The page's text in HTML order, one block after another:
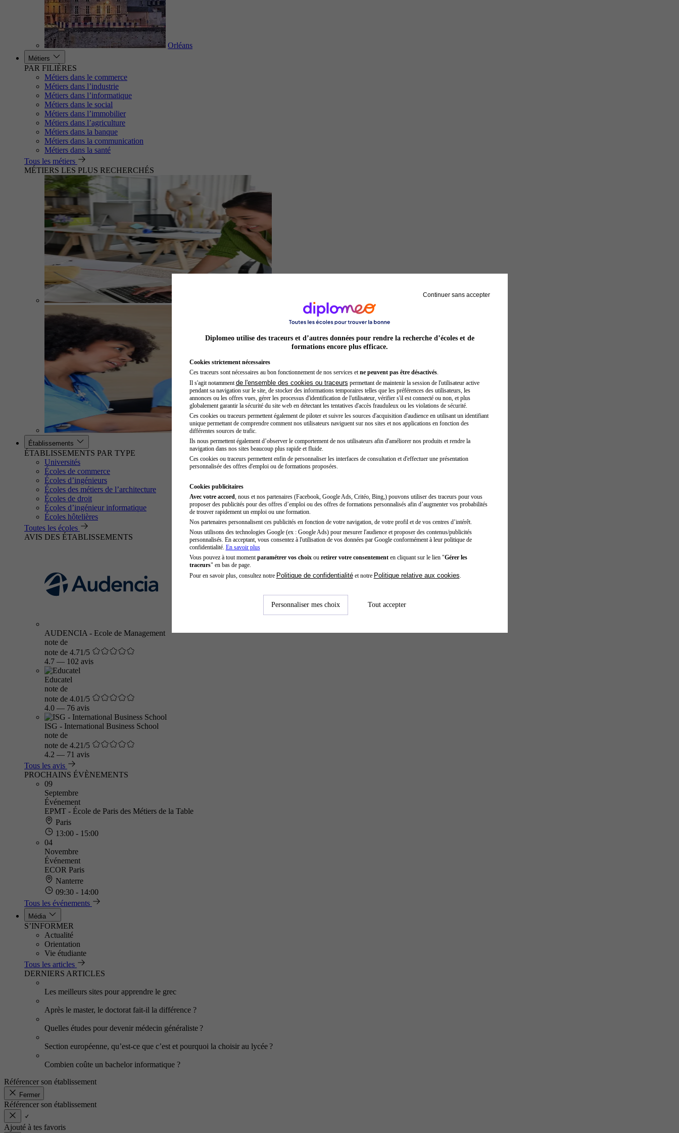
Orléans
Métiers
PAR FILIÈRES
Métiers dans le commerce
Métiers dans l’industrie
Métiers dans l’informatique
Métiers dans le social
Métiers dans l’immobilier
Métiers dans l’agriculture
Métiers dans la banque
Métiers dans la communication
Métiers dans la santé
Tous les métiers
MÉTIERS LES PLUS RECHERCHÉS
Entrepreneur
Établissements
ÉTABLISSEMENTS PAR TYPE
Universités
Écoles de commerce
Écoles d’ingénieurs
Écoles des métiers de l’architecture
Écoles de droit
Écoles d’ingénieur informatique
Écoles hôtelières
Toutes les écoles
AVIS DES ÉTABLISSEMENTS
AUDENCIA - Ecole de Management
note de
note de 4.71/5
4.7 — 102 avis
Educatel
note de
note de 4.01/5
4.0 — 76 avis
ISG - International Business School
note de
note de 4.21/5
4.2 — 71 avis
Tous les avis
PROCHAINS ÉVÈNEMENTS
09
Septembre
Événement
EPMT - École de Paris des Métiers de la Table
Paris
13:00 - 15:00
04
Novembre
Événement
ECOR Paris
Nanterre
09:30 - 14:00
Tous les événements
Média
S’INFORMER
Actualité
Orientation
Vie étudiante
Tous les articles
DERNIERS ARTICLES
Les meilleurs sites pour apprendre le grec
Après le master, le doctorat fait-il la différence ?
Quelles études pour devenir médecin généraliste ?
Section européenne, qu’est-ce que c’est et pourquoi la choisir au lycée ?
Combien coûte un bachelor informatique ?
Référencer son établissement
Fermer
Référencer son établissement
Ajouté à tes favoris
Continuer sans accepter
Diplomeo utilise des traceurs et d’autres données pour rendre la recherche d’écoles et de
formations encore plus efficace.
Cookies strictement nécessaires
Ces traceurs sont nécessaires au bon fonctionnement de nos services et ne peuvent pas être désactivés.
Il s'agit notamment de l'ensemble des cookies ou traceurs permettant de maintenir la session de l'utilisateur active
pendant sa navigation sur le site, de stocker des informations temporaires telles que les préférences des utilisateurs, les
annonces ou les offres vues, gérer les processus d'identification de l'utilisateur, vérifier s'il est connecté ou non, et plus
globalement garantir la sécurité du site web en détectant les tentatives d'accès frauduleux ou les violations de sécurité.
Ces cookies ou traceurs permettent également de piloter et suivre les sources d'acquisition d'audience en utilisant un identifiant
unique permettant de comprendre comment nos utilisateurs naviguent sur nos sites et nos applications en fonction des
différentes sources de trafic.
Ils nous permettent également d’observer le comportement de nos utilisateurs afin d'améliorer nos produits et rendre la
navigation dans nos sites beaucoup plus rapide et fluide.
Ces cookies ou traceurs permettent enfin de personnaliser les interfaces de consultation et d'effectuer une présentation
personnalisée des offres d'emploi ou de formations proposées.
Cookies publicitaires
Avec votre accord , nous et nos partenaires (Facebook, Google Ads, Critéo, Bing,) pouvons utiliser des traceurs pour vous
proposer des publicités pour des offres d’emploi ou des offres de formations personnalisés afin d’augmenter vos probabilités
de trouver rapidement un emploi ou une formation.
Nos partenaires personnalisent ces publicités en fonction de votre navigation, de votre profil et de vos centres d’intérêt.
Nous utilisons des technologies Google (ex : Google Ads) pour mesurer l'audience et proposer des contenus/publicités
personnalisés. En acceptant, vous consentez à l'utilisation de vos données par Google conformément à leur politique de
confidentialité. En savoir plus
Vous pouvez à tout moment paramétrer vos choixou retirer votre consentementen cliquant sur le lien "Gérer les
traceurs" en bas de page.
Pour en savoir plus, consultez notre Politique de confidentialitéet notre Politique relative aux cookies
Personnaliser mes choix Tout accepter